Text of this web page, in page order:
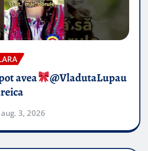
avea
​@VladutaLupau
aug. 3, 2026